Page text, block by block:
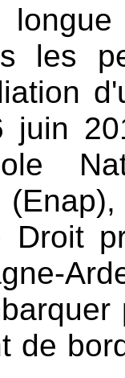
les
juin
Droit
de